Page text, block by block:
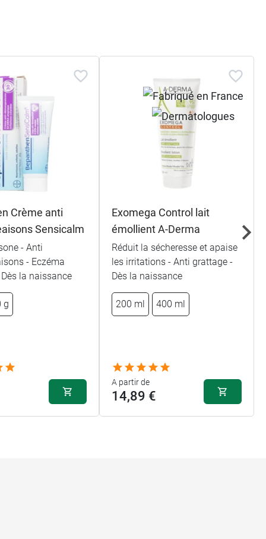
Crème anti
Sensicalm
- Anti
- Eczéma
la naissance
g
Exomega Control lait
émollient A-Derma
Réduit la sécheresse et apaise
les irritations - Anti grattage -
Dès la naissance
200 ml 400 ml
A partir de
14,89 €